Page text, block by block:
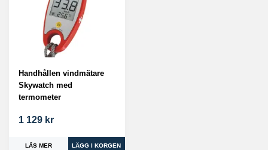
Handhållen vindmätare
Skywatch med
termometer
1 129 kr
LÄS MER